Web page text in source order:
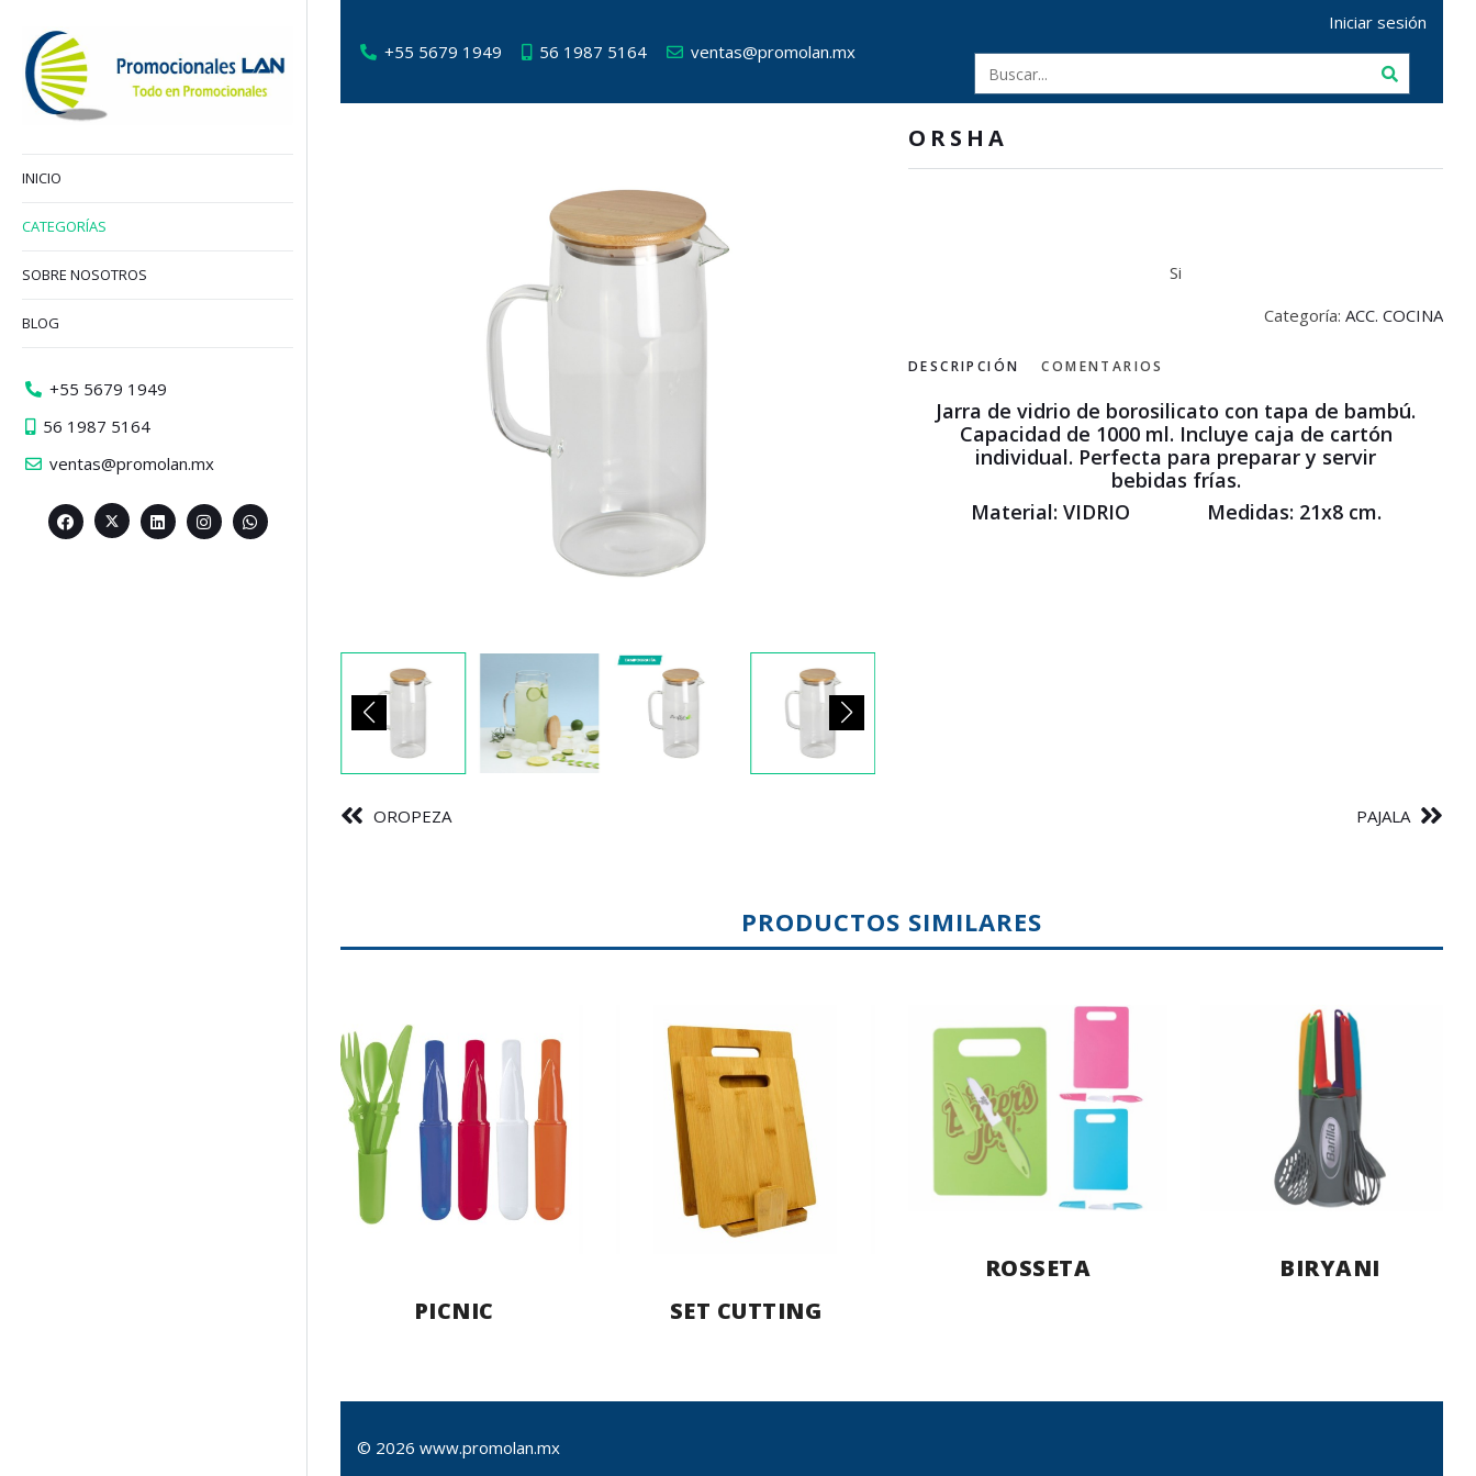
+55 5679 1949 56 1987 5164 ventas@promolan.mx
Iniciar sesión
ORSHA
Si
Categoría: ACC. COCINA
DESCRIPCIÓN COMENTARIOS
Jarra de vidrio de borosilicato con tapa de bambú.
Capacidad de 1000 ml. Incluye caja de cartón
individual. Perfecta para preparar y servir
bebidas frías.
Material: VIDRIO Medidas: 21x8 cm.
OROPEZA PAJALA
PRODUCTOS SIMILARES
PICNIC SET CUTTING
ROSSETA BIRYANI
© 2026 www.promolan.mx
INICIO
CATEGORÍAS
SOBRE NOSOTROS
BLOG
+55 5679 1949
56 1987 5164
ventas@promolan.mx